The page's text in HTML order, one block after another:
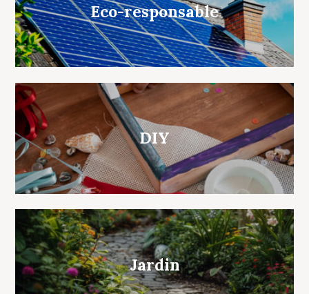
Eco-responsable
DIY
Jardin